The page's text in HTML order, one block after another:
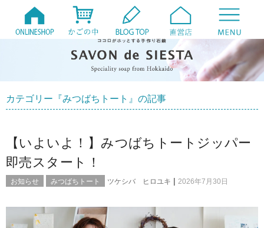
カテゴリー『みつばちトート』の記事
【いよいよ！】みつばちトートジッパー
即売スタート！
お知らせ みつばちトート ツケシバ ヒロユキ | 2026年7月30日